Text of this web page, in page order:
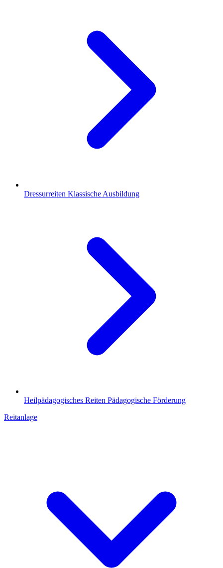
Dressurreiten Klassische Ausbildung
Heilpädagogisches Reiten Pädagogische Förderung
Reitanlage